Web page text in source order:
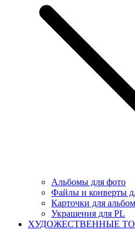
Альбомы для фото
Файлы и конверты
Карточки для
Украшения для PL
ХУДОЖЕСТВЕННЫЕ